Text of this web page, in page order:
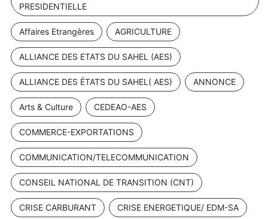
PRESIDENTIELLE
Affaires Etrangères AGRICULTURE
ALLIANCE DES ETATS DU SAHEL (AES)
ALLIANCE DES ÉTATS DU SAHEL( AES) ANNONCE
Arts & Culture CEDEAO-AES
COMMERCE-EXPORTATIONS
COMMUNICATION/TELECOMMUNICATION
CONSEIL NATIONAL DE TRANSITION (CNT)
CRISE CARBURANT CRISE ENERGETIQUE/ EDM-SA